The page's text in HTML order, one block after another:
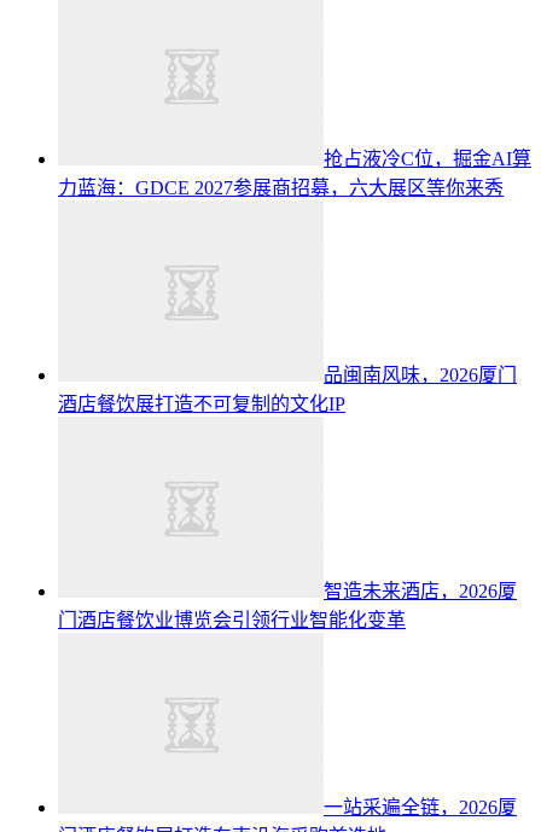
抢占液冷C位，掘金AI算
力蓝海：GDCE 2027参展商招募，六大展区等你来秀
品闽南风味，2026厦门
酒店餐饮展打造不可复制的文化IP
智造未来酒店，2026厦
门酒店餐饮业博览会引领行业智能化变革
一站采遍全链，2026厦